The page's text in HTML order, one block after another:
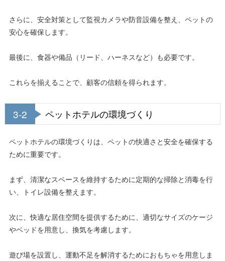
さらに、安全対策として監視カメラや防音設備を整え、ペットの
安心を確保します。
最後に、食器や備品（リード、ハーネスなど）も必要です。
これらを揃えることで、顧客の信頼を得られます。
3-2 ペットホテルの環境づくり
ペットホテルの環境づくりは、ペットの快適さと安全を確保する
ために重要です。
まず、清潔なスペースを維持するために定期的な掃除と消毒を行
い、トイレ設備を整えます。
次に、快適な居住空間を提供するために、適切なサイズのケージ
やベッドを用意し、換気を考慮します。
遊び場を設置し、運動不足を解消するためにおもちゃを用意しま